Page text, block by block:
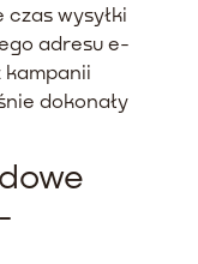
wysyłki
adresu e-
dokonały